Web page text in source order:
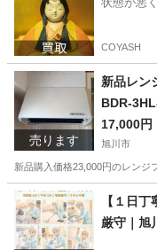
COYASH
売ります
新品レン
BDR-
17,000円
旭川市
新品購入価格23,000円のレンジ
北海道 旭川市 キッチ
【１日
厳守｜旭